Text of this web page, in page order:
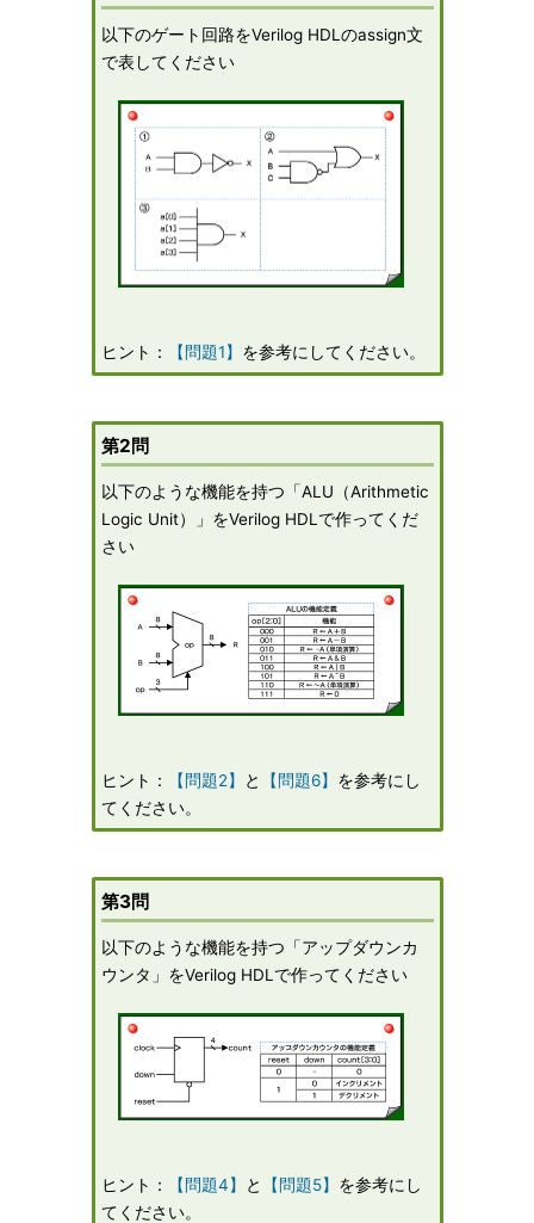
以下のゲート回路をVerilog HDLのassign文
で表してください
ヒント： 【問題1】 を参考にしてください。
第2問
以下のような機能を持つ「ALU（Arithmetic
Logic Unit）」をVerilog HDLで作ってくだ
さい
ヒント： 【問題2】 と 【問題6】 を参考にし
てください。
第3問
以下のような機能を持つ「アップダウンカ
ウンタ」をVerilog HDLで作ってください
ヒント： 【問題4】 と 【問題5】 を参考にし
てください。